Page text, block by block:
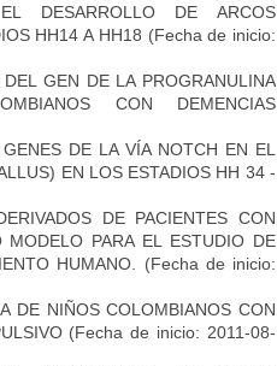
DESARROLLO DE ARCOS
HH14 A HH18 (Fecha de inicio:
GEN DE LA PROGRANULINA
CON DEMENCIAS
DE LA VÍA NOTCH EN EL
EN LOS ESTADIOS HH 34 -
DE PACIENTES CON
MODELO PARA EL ESTUDIO DE
HUMANO.
(Fecha de inicio:
DE NIÑOS COLOMBIANOS CON
(Fecha de inicio: 2011-08-